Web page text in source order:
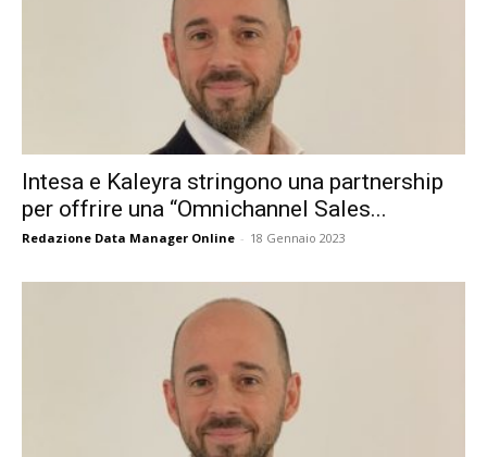
Intesa e Kaleyra stringono una partnership
per offrire una “Omnichannel Sales...
Redazione Data Manager Online - 18 Gennaio 2023